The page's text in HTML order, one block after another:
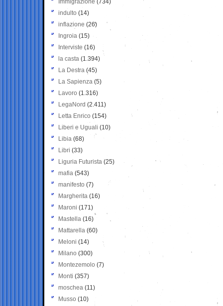
Immigrazione (734)
indulto (14)
inflazione (26)
Ingroia (15)
Interviste (16)
la casta (1.394)
La Destra (45)
La Sapienza (5)
Lavoro (1.316)
LegaNord (2.411)
Letta Enrico (154)
Liberi e Uguali (10)
Libia (68)
Libri (33)
Liguria Futurista (25)
mafia (543)
manifesto (7)
Margherita (16)
Maroni (171)
Mastella (16)
Mattarella (60)
Meloni (14)
Milano (300)
Montezemolo (7)
Monti (357)
moschea (11)
Musso (10)